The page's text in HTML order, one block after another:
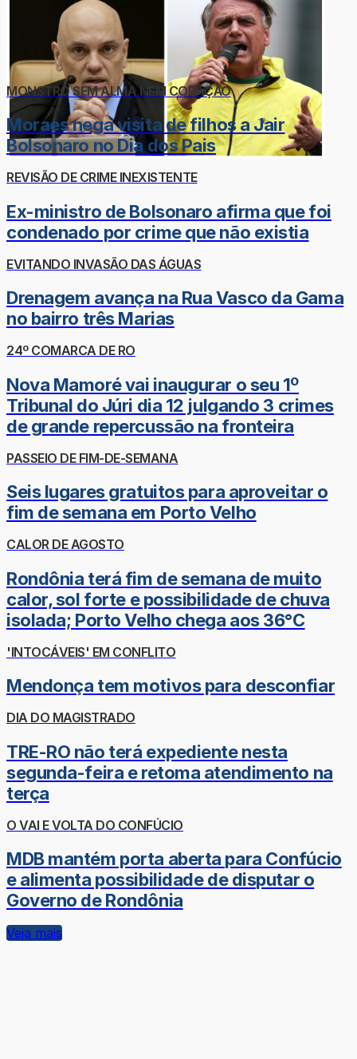
MONSTRO SEM ALMA NEM CORAÇÃO
Moraes nega visita de filhos a Jair
Bolsonaro no Dia dos Pais
REVISÃO DE CRIME INEXISTENTE
Ex-ministro de Bolsonaro afirma que foi
condenado por crime que não existia
EVITANDO INVASÃO DAS ÁGUAS
Drenagem avança na Rua Vasco da Gama
no bairro três Marias
24º COMARCA DE RO
Nova Mamoré vai inaugurar o seu 1º
Tribunal do Júri dia 12 julgando 3 crimes
de grande repercussão na fronteira
PASSEIO DE FIM-DE-SEMANA
Seis lugares gratuitos para aproveitar o
fim de semana em Porto Velho
CALOR DE AGOSTO
Rondônia terá fim de semana de muito
calor, sol forte e possibilidade de chuva
isolada; Porto Velho chega aos 36°C
'INTOCÁVEIS' EM CONFLITO
Mendonça tem motivos para desconfiar
DIA DO MAGISTRADO
TRE-RO não terá expediente nesta
segunda-feira e retoma atendimento na
terça
O VAI E VOLTA DO CONFÚCIO
MDB mantém porta aberta para Confúcio
e alimenta possibilidade de disputar o
Governo de Rondônia
Veja mais